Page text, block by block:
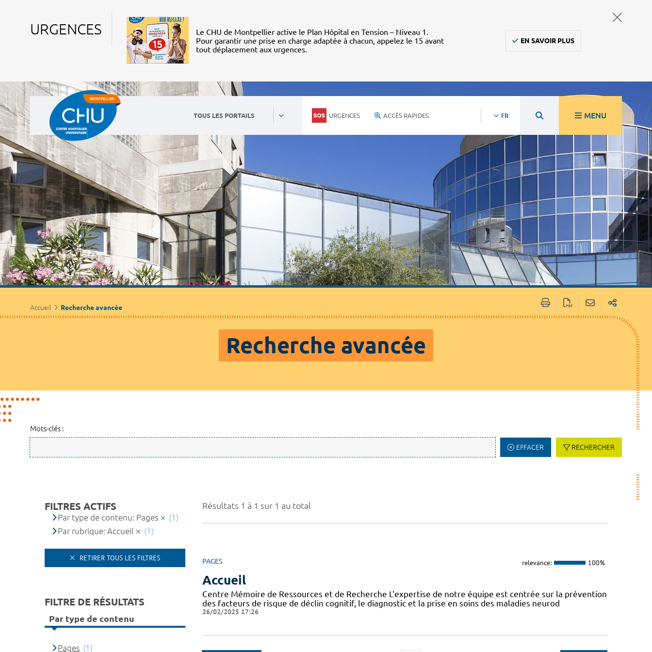
URGENCES
Le CHU de Montpellier active le Plan Hôpital en Tension – Niveau 1.
Pour garantir une prise en charge adaptée à chacun, appelez le 15 avant
tout déplacement aux urgences.
EN SAVOIR PLUS
TOUS LES PORTAILS URGENCES ACCÈS RAPIDES FR MENU
Accueil Recherche avancée
Recherche avancée
Mots-clés :
EFFACER RECHERCHER
Résultats 1 à 1 sur 1 au total
PAGES relevance: 100%
Accueil
Centre Mémoire de Ressources et de Recherche L’expertise de notre équipe est centrée sur la prévention
des facteurs de risque de déclin cognitif, le diagnostic et la prise en soins des maladies neurod
26/02/2025 17:26
FILTRES ACTIFS
Par type de contenu: Pages
(1)
Par rubrique: Accueil
(1)
RETIRER TOUS LES FILTRES
FILTRE DE RÉSULTATS
Par type de contenu
Pages (1)